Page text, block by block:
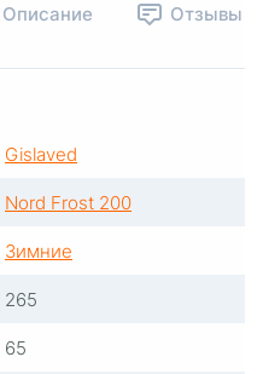
Описание Отзывы
Gislaved
Nord Frost 200
Зимние
265
65